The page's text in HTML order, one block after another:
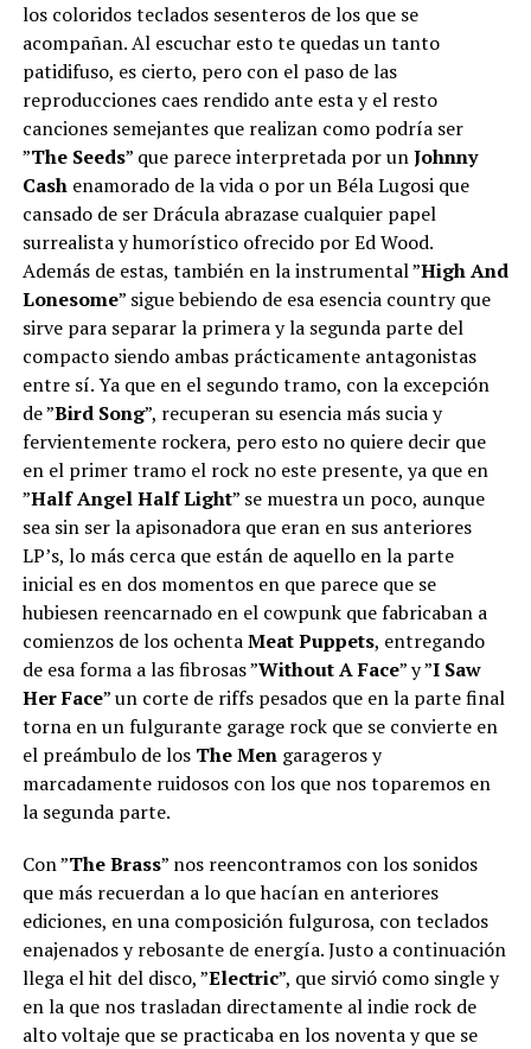
los coloridos teclados sesenteros de los que se
acompañan. Al escuchar esto te quedas un tanto
patidifuso, es cierto, pero con el paso de las
reproducciones caes rendido ante esta y el resto
canciones semejantes que realizan como podría ser
”The Seeds” que parece interpretada por unJohnny
Cashenamorado de la vida o por un Béla Lugosi que
cansado de ser Drácula abrazase cualquier papel
surrealista y humorístico ofrecido por Ed Wood.
Además de estas, también en la instrumental ”High And
Lonesome” sigue bebiendo de esa esencia country que
sirve para separar la primera y la segunda parte del
compacto siendo ambas prácticamente antagonistas
entre sí. Ya que en el segundo tramo, con la excepción
de ”Bird Song”, recuperan su esencia más sucia y
fervientemente rockera, pero esto no quiere decir que
en el primer tramo el rock no este presente, ya que en
”Half Angel Half Light” se muestra un poco, aunque
sea sin ser la apisonadora que eran en sus anteriores
LP’s, lo más cerca que están de aquello en la parte
inicial es en dos momentos en que parece que se
hubiesen reencarnado en el cowpunk que fabricaban a
comienzos de los ochentaMeat Puppets, entregando
de esa forma a las fibrosas ”Without A Face” y ”I Saw
Her Face” un corte de riffs pesados que en la parte final
torna en un fulgurante garage rock que se convierte en
el preámbulo de los The Mengarageros y
marcadamente ruidosos con los que nos toparemos en
la segunda parte.
Con ”The Brass” nos reencontramos con los sonidos
que más recuerdan a lo que hacían en anteriores
ediciones, en una composición fulgurosa, con teclados
enajenados y rebosante de energía. Justo a continuación
llega el hit del disco, ”Electric”, que sirvió como single y
en la que nos trasladan directamente al indie rock de
alto voltaje que se practicaba en los noventa y que se